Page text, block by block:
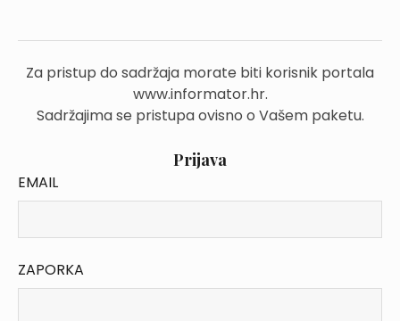
Za pristup do sadržaja morate biti korisnik portala
www.informator.hr.
Sadržajima se pristupa ovisno o Vašem paketu.
Prijava
EMAIL
ZAPORKA